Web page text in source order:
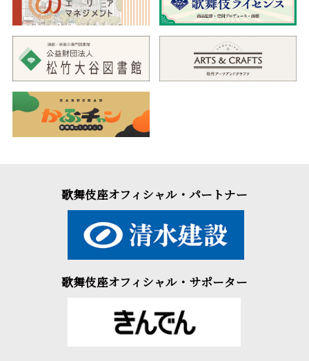
歌舞伎座オフィシャル・パートナー
歌舞伎座オフィシャル・サポーター